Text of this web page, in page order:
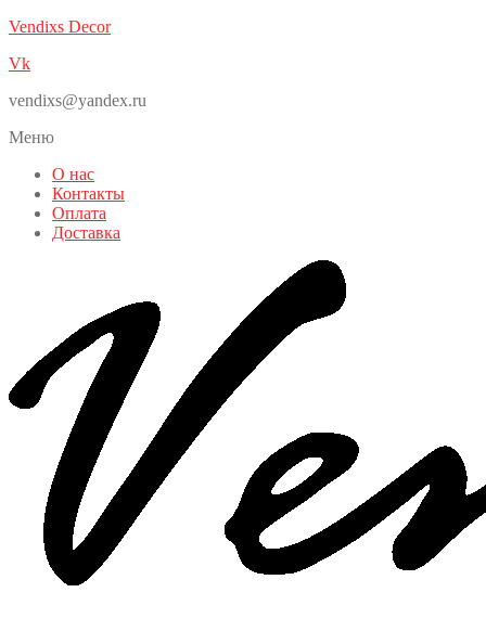
Vendixs Decor
Vk
vendixs@yandex.ru
Меню
О нас
Контакты
Оплата
Доставка